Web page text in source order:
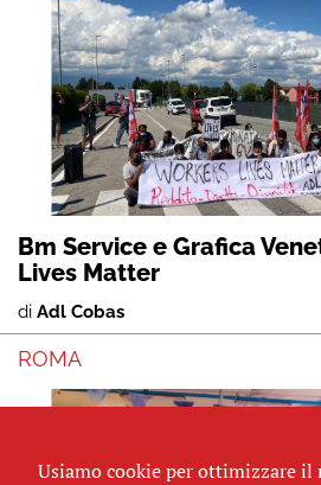
Bm Service e Grafica
Lives Matter
di Adl Cobas
ROMA
Usiamo cookie per ottimizzare il